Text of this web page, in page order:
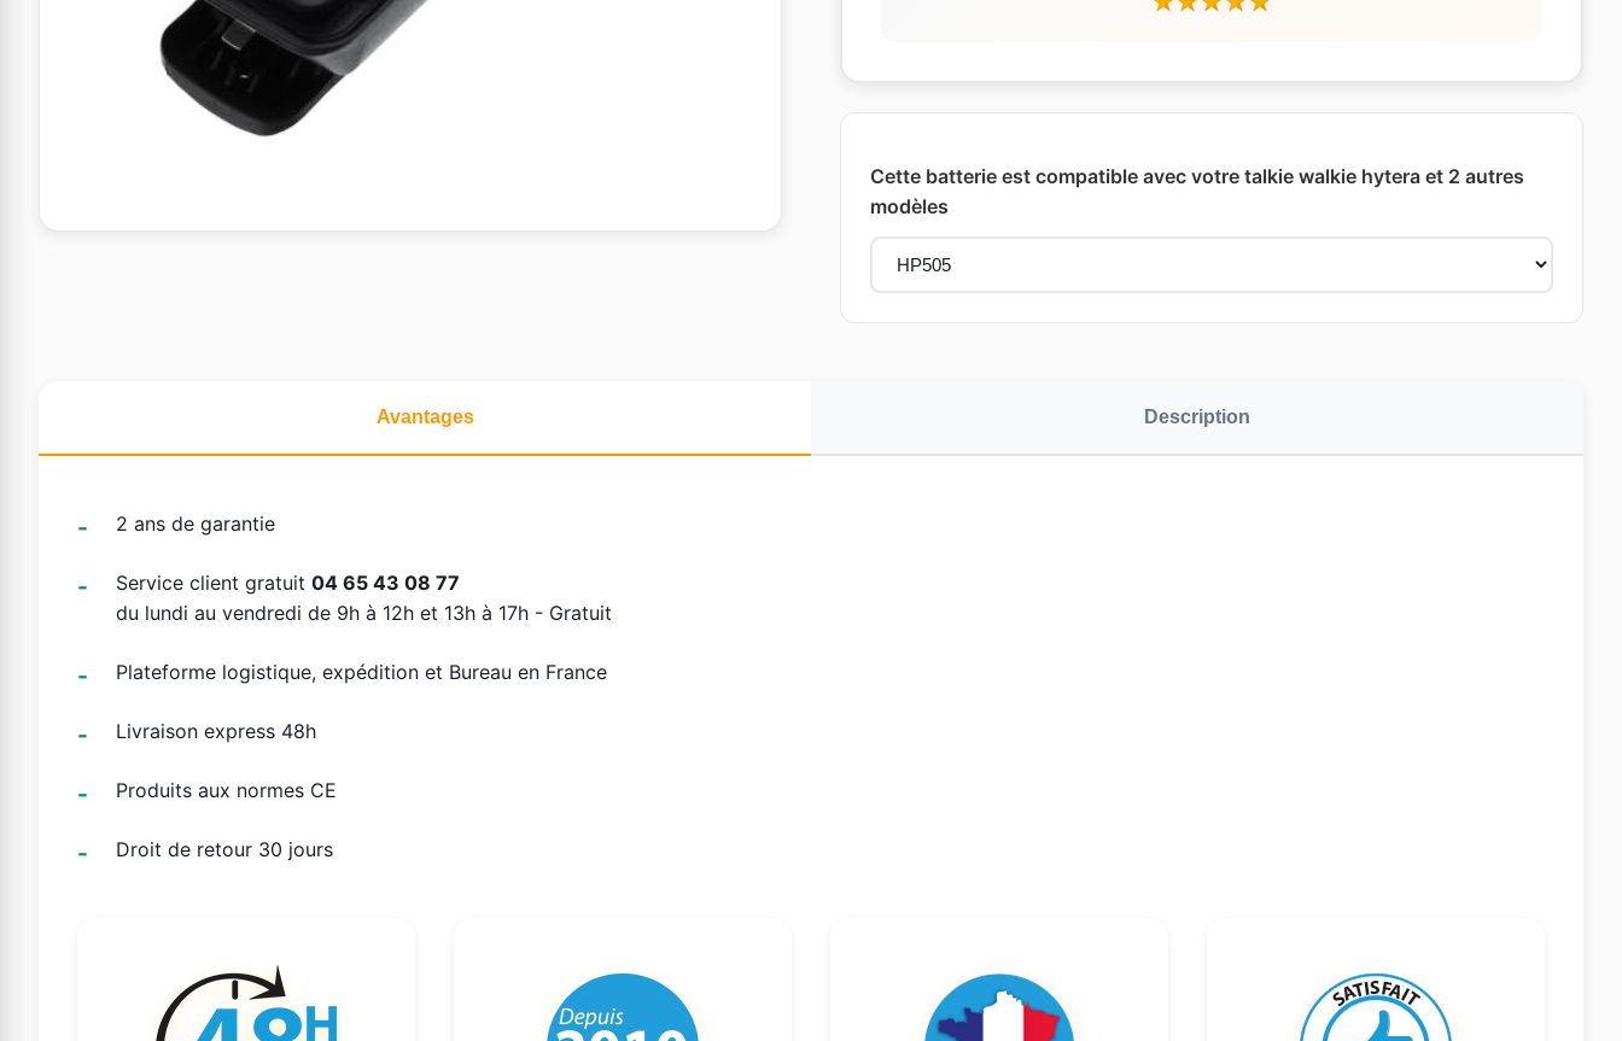
Cette batterie est compatible avec votre talkie walkie hytera et 2 autres
modèles
Avantages Description
2 ans de garantie
Service client gratuit 04 65 43 08 77
du lundi au vendredi de 9h à 12h et 13h à 17h - Gratuit
Plateforme logistique, expédition et Bureau en France
Livraison express 48h
Produits aux normes CE
Droit de retour 30 jours